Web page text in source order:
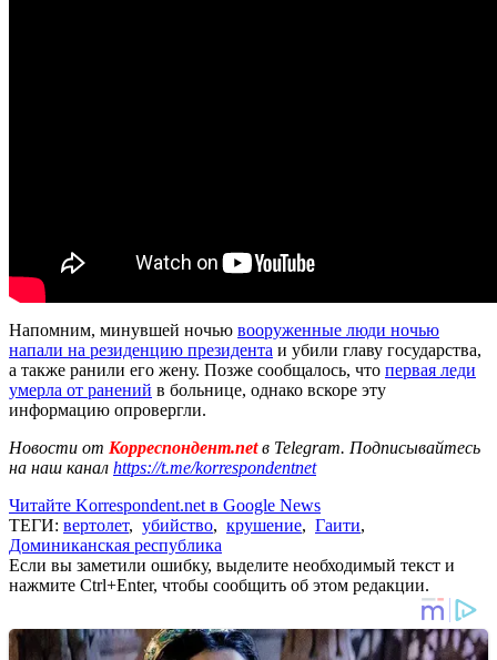
Напомним, минувшей ночью вооруженные люди ночью
напали на резиденцию президента и убили главу государства,
а также ранили его жену. Позже сообщалось, что первая леди
умерла от ранений в больнице, однако вскоре эту
информацию опровергли.
Новости от Корреспондент.netв Telegram. Подписывайтесь
на наш канал https://t.me/korrespondentnet
Читайте Korrespondent.net в Google News
ТЕГИ: вертолет, убийство, крушение, Гаити,
Доминиканская республика
Если вы заметили ошибку, выделите необходимый текст и
нажмите Ctrl+Enter, чтобы сообщить об этом редакции.